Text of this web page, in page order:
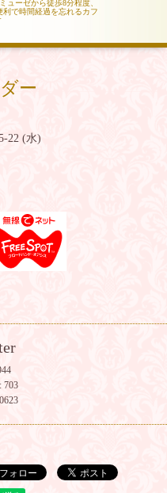
ューゼから徒歩8分程度、
で時間経過を忘れるカフ
ー
22 (水)
703